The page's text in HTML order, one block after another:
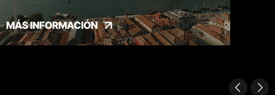
MÁS INFORMACIÓN